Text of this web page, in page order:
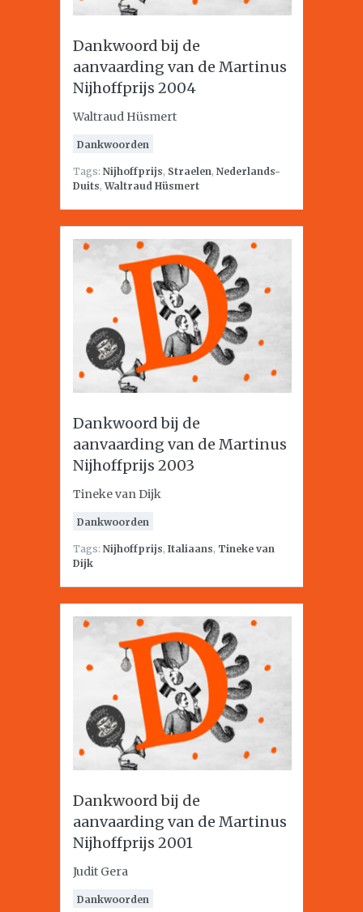
Dankwoord bij de
aanvaarding van de Martinus
Nijhoffprijs 2004
Waltraud Hüsmert
Dankwoorden
Tags: Nijhoffprijs, Straelen, Nederlands-
Duits,Waltraud Hüsmert
Dankwoord bij de
aanvaarding van de Martinus
Nijhoffprijs 2003
Tineke van Dijk
Dankwoorden
Tags: Nijhoffprijs, Italiaans, Tineke van
Dijk
Dankwoord bij de
aanvaarding van de Martinus
Nijhoffprijs 2001
Judit Gera
Dankwoorden